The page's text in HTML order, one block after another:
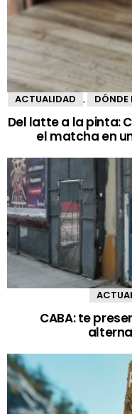
ACTUALIDAD DÓNDE
Del latte a la pinta:
el matcha en
CABA: te